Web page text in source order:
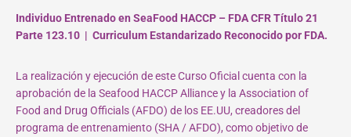
Individuo Entrenado en SeaFood HACCP – FDA CFR Título 21
Parte 123.10 | Curriculum Estandarizado Reconocido por FDA.
La realización y ejecución de este Curso Oficial cuenta con la
aprobación de la Seafood HACCP Alliance y la Association of
Food and Drug Officials (AFDO) de los EE.UU, creadores del
programa de entrenamiento (SHA / AFDO), como objetivo de